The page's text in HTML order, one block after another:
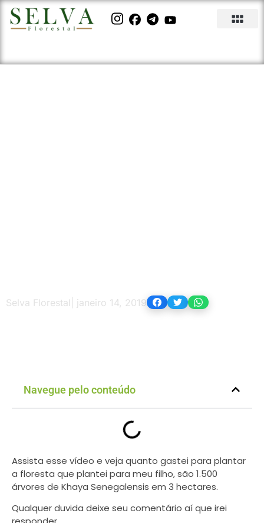
Selva Florestal janeiro 14, 2019
Navegue pelo conteúdo
Assista esse vídeo e veja quanto gastei para plantar
a floresta que plantei para meu filho, são 1.500
árvores de Khaya Senegalensis em 3 hectares.
Qualquer duvida deixe seu comentário aí que irei